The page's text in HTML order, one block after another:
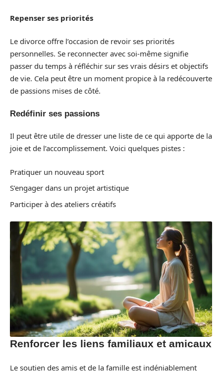
Repenser ses priorités
Le divorce offre l’occasion de revoir ses priorités
personnelles. Se reconnecter avec soi-même signifie
passer du temps à réfléchir sur ses vrais désirs et objectifs
de vie. Cela peut être un moment propice à la redécouverte
de passions mises de côté.
Redéfinir ses passions
Il peut être utile de dresser une liste de ce qui apporte de la
joie et de l’accomplissement. Voici quelques pistes :
Pratiquer un nouveau sport
S’engager dans un projet artistique
Participer à des ateliers créatifs
Renforcer les liens familiaux et amicaux
Le soutien des amis et de la famille est indéniablement